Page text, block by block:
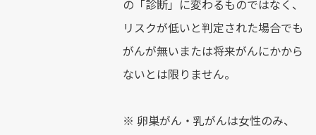
の「診断」に変わるものではなく、
リスクが低いと判定された場合でも
がんが無いまたは将来がんにかから
ないとは限りません。
※ 卵巣がん・乳がんは女性のみ、